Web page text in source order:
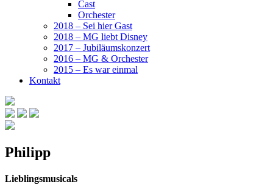
Cast
Orchester
2018 – Sei hier Gast
2018 – MG liebt Disney
2017 – Jubiläumskonzert
2016 – MG & Orchester
2015 – Es war einmal
Kontakt
Philipp
Lieblingsmusicals